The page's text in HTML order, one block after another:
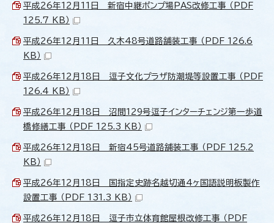
平成26年12月11日 新宿中継ポンプ場PAS改修工事 （PDF
125.7 KB）
平成26年12月11日 久木48号道路舗装工事 （PDF 126.6
KB）
平成26年12月18日 逗子文化プラザ防潮堤等設置工事 （PDF
126.4 KB）
平成26年12月18日 沼間129号逗子インターチェンジ第一歩道
橋修繕工事 （PDF 125.3 KB）
平成26年12月18日 新宿45号道路舗装工事 （PDF 125.2
KB）
平成26年12月18日 国指定史跡名越切通4ヶ国語説明板製作
設置工事 （PDF 131.3 KB）
平成26年12月18日 逗子市立体育館屋根改修工事 （PDF